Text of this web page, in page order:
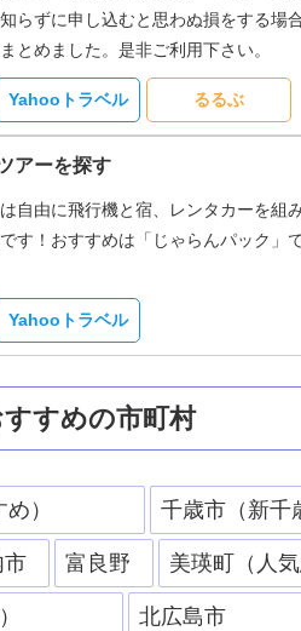
らずに申し込むと思わぬ損をする場
とめました。是非ご利用下さい。
Yahooトラベル るるぶ
アーを探す
自由に飛行機と宿、レンタカーを組
す！おすすめは「じゃらんパック」
Yahooトラベル
すめの市町村
） 千歳市（新千
市 富良野 美瑛町（人気
北広島市